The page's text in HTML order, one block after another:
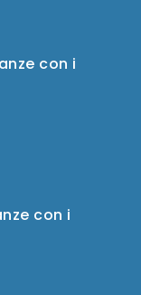
con i
con i